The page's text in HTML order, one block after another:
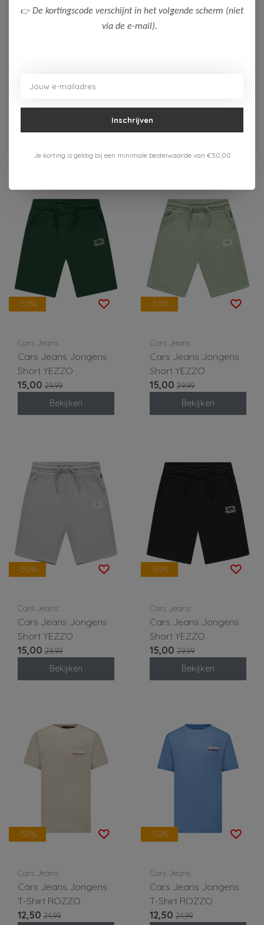
Cars Jeans Jongens
Short YEZZO
Short YEZZO
15,00
-50%
Cars Jeans
Cars Jeans Jongens
Short YEZZO
15,00 29,99
Bekijken
-50%
Cars Jeans
Cars Jeans Jongens
Short YEZZO
15,00 29,99
Bekijken
-50%
Cars Jeans
Cars Jeans Jongens
Short YEZZO
15,00 29,99
Bekijken
-50%
Cars Jeans
Cars Jeans Jongens
Short YEZZO
15,00 29,99
Bekijken
-50%
Cars Jeans
Cars Jeans Jongens
T-Shirt ROZZO
12,50 24,99
-50%
Cars Jeans
Cars Jeans Jongens
T-Shirt ROZZO
12,50 24,99
👉 De kortingscode verschijnt in het volgende scherm (niet
via de e-mail).
Inschrijven
Je korting is geldig bij een minimale bestelwaarde van €50,00